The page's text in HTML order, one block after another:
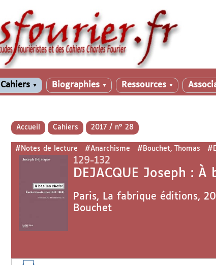
Cahiers ▼ Biographies ▼ Ressources ▼
Accueil Cahiers 2017 / n° 28
#Notes de lecture #Anarchisme #Bouchet, Thomas
129-132
DEJACQUE Joseph :
Paris, La fabrique éditions,
Bouchet